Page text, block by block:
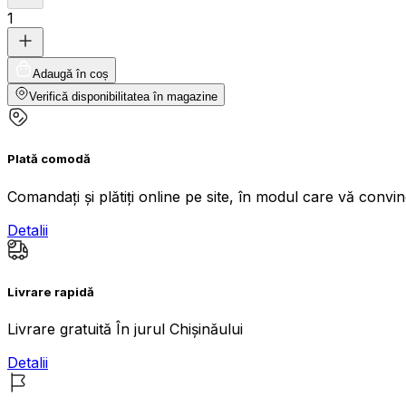
1
Adaugă în coș
Verifică disponibilitatea în magazine
Plată comodă
Comandați și plătiți online pe site, în modul care vă
Detalii
Livrare rapidă
Livrare gratuită În jurul Chișinăului
Detalii